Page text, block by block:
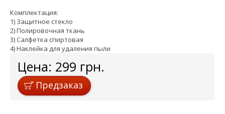
Комплектация:
1) Защитное стекло
2) Полировочная ткань
3) Салфетка спиртовая
4) Наклейка для удаления пыли
Цена: 299 грн.
Предзаказ